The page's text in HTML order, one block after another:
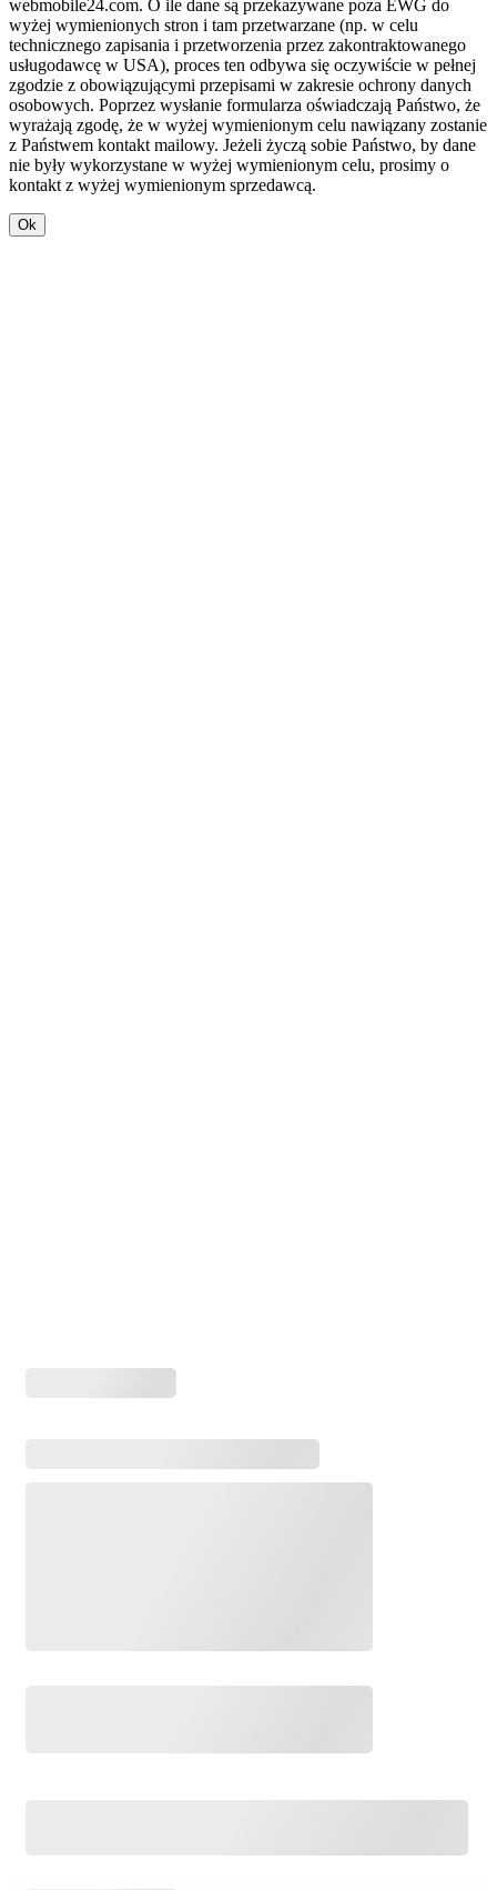
webmobile24.com. O ile dane są przekazywane poza EWG do
wyżej wymienionych stron i tam przetwarzane (np. w celu
technicznego zapisania i przetworzenia przez zakontraktowanego
usługodawcę w USA), proces ten odbywa się oczywiście w pełnej
zgodzie z obowiązującymi przepisami w zakresie ochrony danych
osobowych. Poprzez wysłanie formularza oświadczają Państwo, że
wyrażają zgodę, że w wyżej wymienionym celu nawiązany zostanie
z Państwem kontakt mailowy. Jeżeli życzą sobie Państwo, by dane
nie były wykorzystane w wyżej wymienionym celu, prosimy o
kontakt z wyżej wymienionym sprzedawcą.
Ok